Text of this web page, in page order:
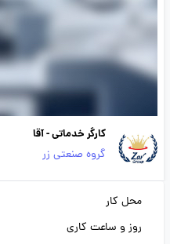
کارگر خدماتی - آقا
گروه صنعتی زر
محل کار
روز و ساعت کاری